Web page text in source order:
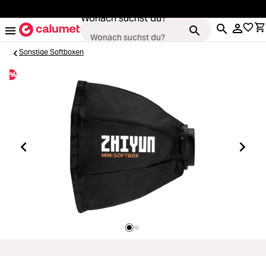
Wonach suchst du?
Kameras
Objektive
Loading...
Video & Drohnen
Stative & Gimbals
Sonstige Softboxen
%